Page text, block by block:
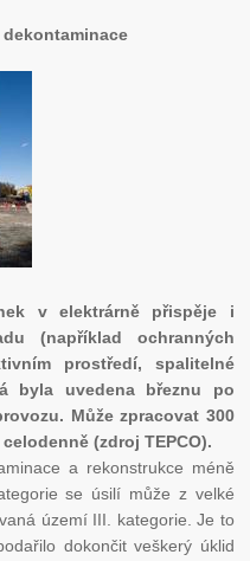
v elektrárně přispěje i
(například ochranných
prostředí, spalitelné
byla uvedena březnu po
Může zpracovat 300
(zdroj TEPCO).
a rekonstrukce méně
se úsilí může z velké
území III. kategorie. Je to
dokončit veškerý úklid